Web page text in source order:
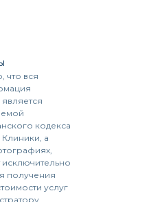
что вся
кодекса
а
исключительно
получения
услуг